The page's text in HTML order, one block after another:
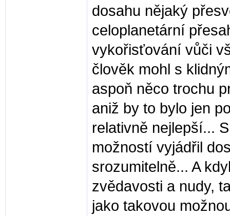
dosahu nějaký
celoplanetární
vykořisťování vůči
člověk mohl s
aspoň něco trochu
aniž by to bylo jen
relativně nejlepší...
možností vyjádřil
srozumitelně... A
zvědavosti a nudy,
jako takovou